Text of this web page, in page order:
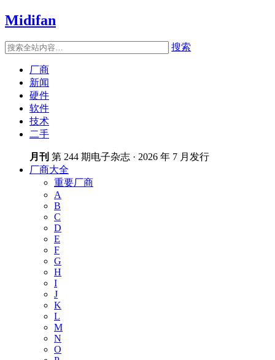
Midifan
搜索
厂商
新闻
硬件
软件
技术
二手
月刊 第 244 期电子杂志 · 2026 年 7 月发行
厂商大全
重要厂商
A
B
C
D
E
F
G
H
I
J
K
L
M
N
O